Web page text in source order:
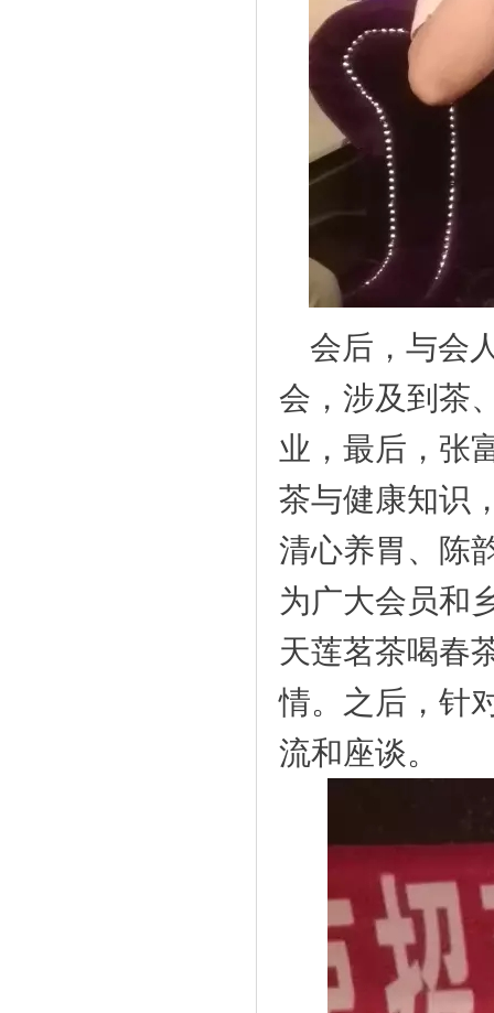
会后，与会
会，涉及到茶
业，最后，张
茶与健康知识
清心养胃、陈
为广大会员和
天莲茗茶喝春
情。之后，针
流和座谈。